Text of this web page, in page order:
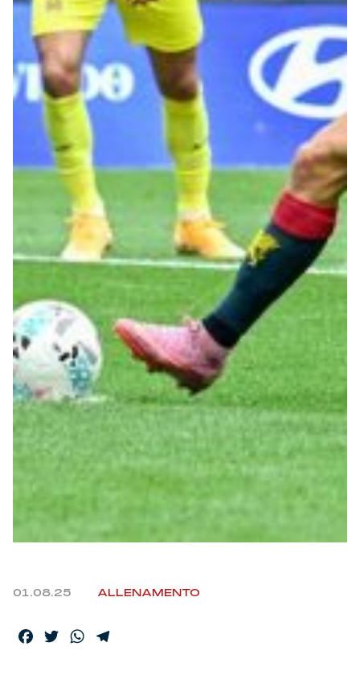
Robe di Kappa x Genoa
Vintage Collection
Red&Blue Voices
Accessori
Party
Outlet
Caffè Boasi x Genoa
Helan x Genoa
Isolani x Genoa
Gift Card Online Store
Fortissimo batte il mio cuor
01.08.25 ALLENAMENTO
Facebook
TwitterWhatsApp